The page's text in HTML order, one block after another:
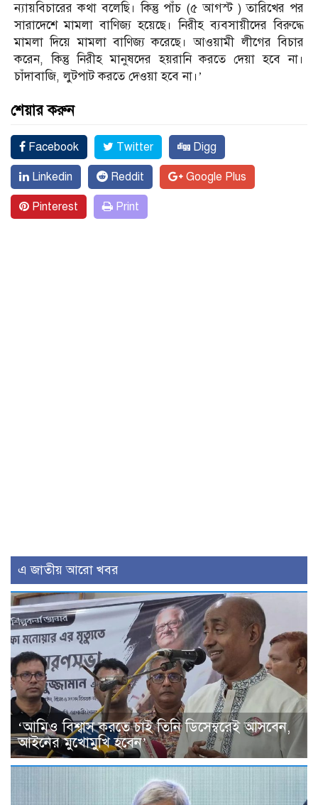
ন্যায়বিচা‌রের কথা বলেছি। কিন্তু পাঁচ (৫ আগস্ট ) তারিখের পর
সারাদেশে মামলা বাণিজ্য হয়েছে। নিরীহ ব্যবসায়ীদের বিরুদ্ধে
মামলা দিয়ে মামলা বাণিজ্য করেছে। আওয়ামী লীগের বিচার
করেন, কিন্তু নিরীহ মানুষদের হয়রানি করতে দেয়া হবে না।
চাঁদাবাজি, লুটপাট করতে দেওয়া হবে না।’
শেয়ার করুন
Facebook Twitter Digg
Linkedin Reddit Google Plus
Pinterest Print
এ জাতীয় আরো খবর
‘আমিও বিশ্বাস করতে চাই তিনি ডিসেম্বরেই আসবেন,
আইনের মুখোমুখি হবেন’